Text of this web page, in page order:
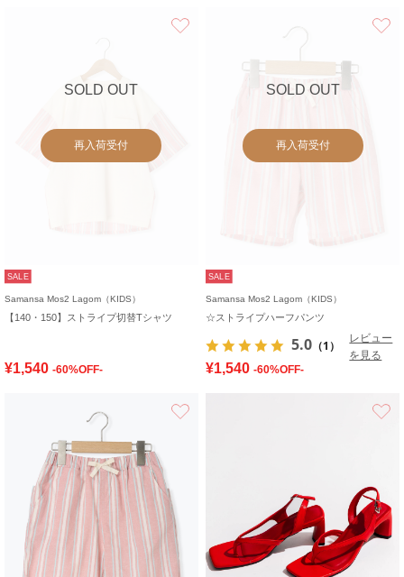
SOLD OUT
再入荷受付
SALE
Samansa Mos2 Lagom（KIDS）
【140・150】ストライプ切替Tシャツ
¥1,540 -60%OFF-
SOLD OUT
再入荷受付
SALE
Samansa Mos2 Lagom（KIDS）
☆ストライプハーフパンツ
5.0 （1）
レビュー
を見る
¥1,540 -60%OFF-